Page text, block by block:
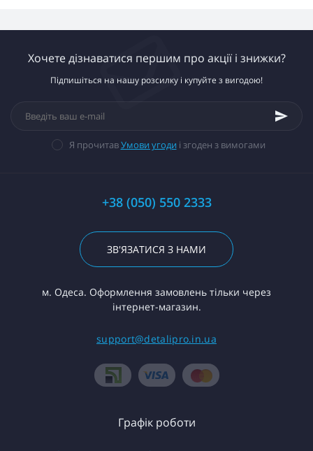
Хочете дізнаватися першим про акції і знижки?
Підпишіться на нашу розсилку і купуйте з вигодою!
Я прочитавУмови угоди і згоден з вимогами
+38 (050) 550 2333
ЗВ'ЯЗАТИСЯ З НАМИ
м. Одеса. Оформлення замовлень тільки через
інтернет-магазин.
support@detalipro.in.ua
Графік роботи